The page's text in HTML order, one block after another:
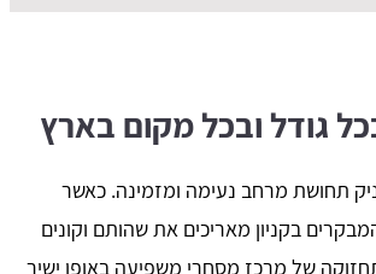
בכל גודל ובכל מקום בארץ
תחושת מרחב נעימה ומזמינה. כאשר
בקניון מאריכים את שהותם וקונים
של מרכז מסחרי משפיעה באופן ישיר